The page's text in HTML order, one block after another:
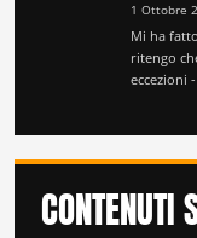
1 Ottobre
Mi ha
ritengo
eccezioni
CONTENUTI